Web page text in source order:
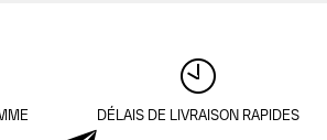
DÉLAIS DE LIVRAISON RAPIDES